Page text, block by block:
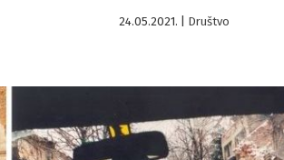
24.05.2021. Društvo